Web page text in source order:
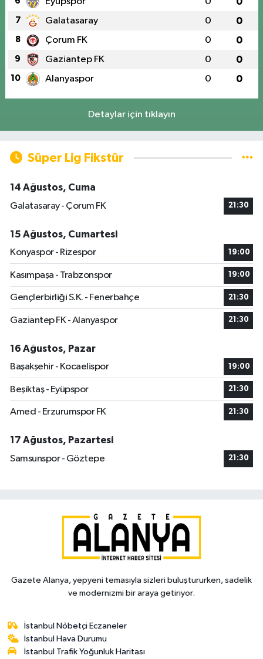
7 Galatasaray 0 0
8 Çorum FK 0 0
9 Gaziantep FK 0 0
10 Alanyaspor 0 0
Detaylar için tıklayın
Süper Lig Fikstür
14 Ağustos, Cuma
Galatasaray - Çorum FK
21:30
15 Ağustos, Cumartesi
Konyaspor - Rizespor
19:00
Kasımpaşa - Trabzonspor 19:00
Gençlerbirliği S.K. - Fenerbahçe 21:30
Gaziantep FK - Alanyaspor 21:30
16 Ağustos, Pazar
Başakşehir - Kocaelispor
19:00
Beşiktaş - Eyüpspor 21:30
Amed - Erzurumspor FK 21:30
17 Ağustos, Pazartesi
Samsunspor - Göztepe
21:30
Gazete Alanya, yepyeni temasıyla sizleri buluştururken, sadelik
ve modernizmi bir araya getiriyor.
İstanbul Nöbetçi Eczaneler
İstanbul Hava Durumu
İstanbul Trafik Yoğunluk Haritası